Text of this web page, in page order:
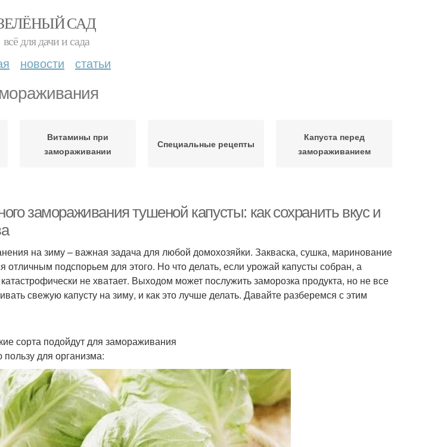
САД
всё для дачи и сада
новости статьи
Витамины при
замораживании
Специальные рецепты
Капуста перед
замораживанием
замораживания тушеной капусты: как сохранить вкус и
на зиму – важная задача для любой домохозяйки. Закваска, сушка, маринование
отличным подспорьем для этого. Но что делать, если урожай капусты собран, а
не хватает. Выходом может послужить заморозка продукта, но не все
свежую капусту на зиму, и как это лучше делать. Давайте разберемся с этим
сорта подойдут для замораживания
для организма: